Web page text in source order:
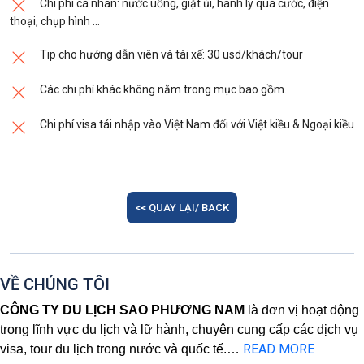
trước.
Ăn tối. Đoàn di chuyển về Gifu. Nhận phòng
Ăn tối. Nhận phòng khách sạn. Nghỉ đêm ở
OsakaTại đây sẽ có rất nhiều thương hiệu, cửa
lượng.
Ăn tối. Nhận phòng khách sạn. Nghỉ đêm tại
Lưu ý: Các điểm tham quan trong chương trình sẽ
Chi phí cá nhân: nước uống, giặt ủi, hành lý quá cước, điện
thoại, chụp hình …
Tip cho hướng dẫn viên và tài xế: 30 usd/khách/tour
Các chi phí khác không nằm trong mục bao gồm.
Chi phí visa tái nhập vào Việt Nam đối với Việt kiều & Ngoại kiều
<< QUAY LẠI/ BACK
VỀ CHÚNG TÔI
CÔNG TY DU LỊCH SAO PHƯƠNG NAM là đơn vị hoạt động
trong lĩnh vực du lịch và lữ hành, chuyên cung cấp các dịch vụ
visa, tour du lịch trong nước và quốc tế.… READ MORE